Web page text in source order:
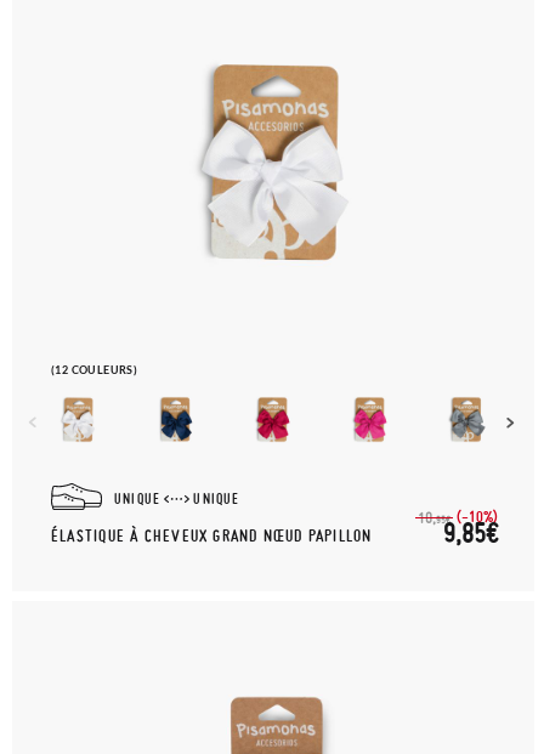
(12 COULEURS)
UNIQUE UNIQUE
ÉLASTIQUE À CHEVEUX GRAND NŒUD PAPILLON
10,95€ (-10%)
9,85€